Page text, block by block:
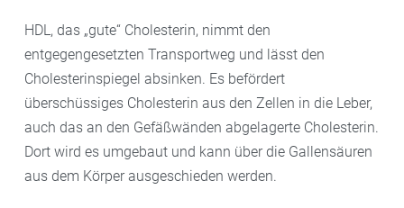
HDL, das „gute“ Cholesterin, nimmt den
entgegengesetzten Transportweg und lässt den
Cholesterinspiegel absinken. Es befördert
überschüssiges Cholesterin aus den Zellen in die Leber,
auch das an den Gefäßwänden abgelagerte Cholesterin.
Dort wird es umgebaut und kann über die Gallensäuren
aus dem Körper ausgeschieden werden.